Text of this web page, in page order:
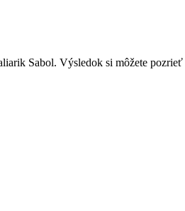
Sabol. Výsledok si môžete pozrieť